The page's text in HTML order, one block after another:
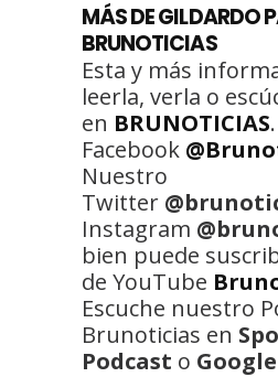
MÁS DE GILDARDO
BRUNOTICIAS
Esta y más
leerla, verla o
en BRUNOTICIAS
Facebook
Nuestro
Twitter
Instagram
bien puede
de YouTube
Escuche nuestro
Brunoticias en
Podcast o